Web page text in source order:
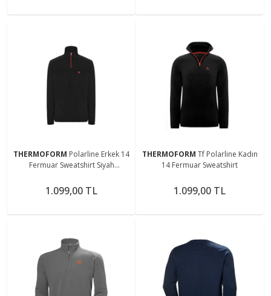
THERMOFORM Polarline Erkek 14
Fermuar Sweatshirt Siyah
1.099,00 TL
THERMOFORM Tf Polarline Kadın
14 Fermuar Sweatshirt
1.099,00 TL